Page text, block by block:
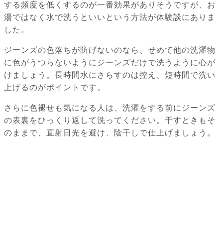
する頻度を低くするのが一番効果がありそうですが、お
湯ではなく水で洗うといいという方法が体験談にありま
した。
ジーンズの色落ちが防げないのなら、せめて他の洗濯物
に色がうつらないようにジーンズだけで洗うように心が
けましょう。長時間水にさらすのは控え、短時間で洗い
上げるのがポイントです。
さらに色褪せも気になる人は、洗濯をする前にジーンズ
の表裏をひっくり返して洗ってください。干すときもそ
のままで、直射日光を避け、陰干しで仕上げましょう。